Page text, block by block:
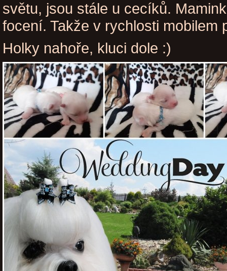
světu, jsou stále u cecíků.
focení. Takže v rychlosti mobilem
Holky nahoře, kluci dole :)